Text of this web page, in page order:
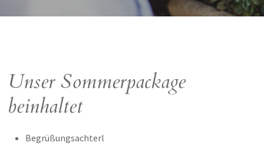
Unser Sommerpackage
beinhaltet
Begrüßungsachterl